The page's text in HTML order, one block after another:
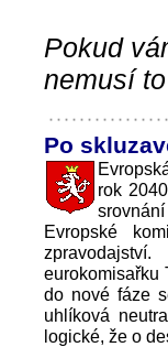
Pokud
nemusí
Po
rok
Evropské
eurokomisařku
do nové fáze
uhlíková
logické, že o